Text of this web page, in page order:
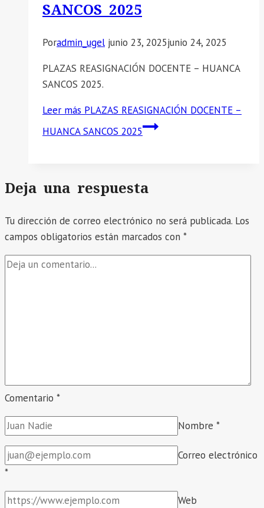
SANCOS 2025
Poradmin_ugel junio 23, 2025junio 24, 2025
PLAZAS REASIGNACIÓN DOCENTE – HUANCA
SANCOS 2025.
Leer más PLAZAS REASIGNACIÓN DOCENTE –
HUANCA SANCOS 2025
Deja una respuesta
Tu dirección de correo electrónico no será publicada. Los
campos obligatorios están marcados con *
Comentario *
Nombre *
Correo electrónico
*
Web